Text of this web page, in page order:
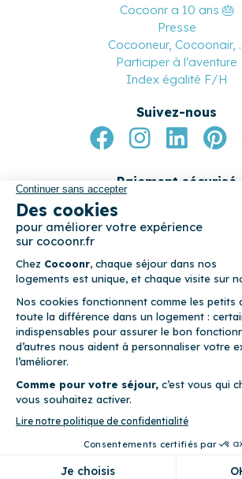
Cocoonr
Qui sommes-nous ?
Nous contacter
Cocoonr a 10 ans 🎂
Presse
Participer à l'aventure
Index égalité F/H
Paiement sécurisé
© 2026 Cocoonr –
CGU Politique de confidentialité